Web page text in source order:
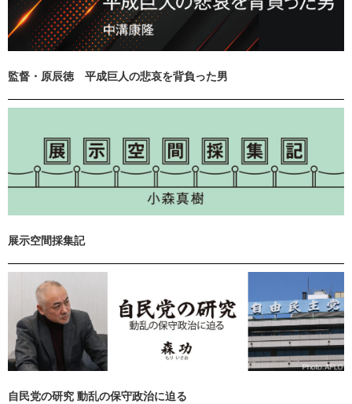
監督・原辰徳 平成巨人の悲哀を背負った男
展示空間採集記
自民党の研究 動乱の保守政治に迫る